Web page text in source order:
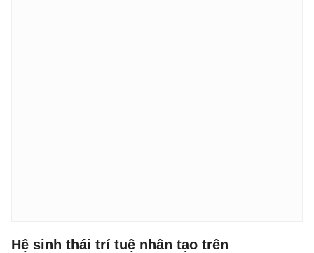
Hệ sinh thái trí tuệ nhân tạo trên